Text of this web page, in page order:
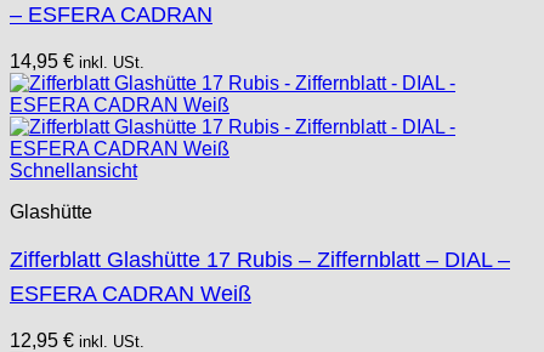
– ESFERA CADRAN
14,95 € inkl. USt.
Schnellansicht
Glashütte
Zifferblatt Glashütte 17 Rubis – Ziffernblatt – DIAL –
ESFERA CADRAN Weiß
12,95 € inkl. USt.